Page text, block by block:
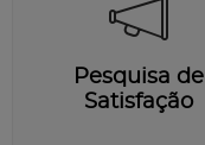
Pesquisa de
Satisfação